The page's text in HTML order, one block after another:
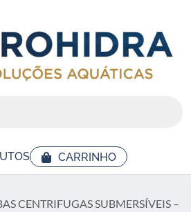
CARRINHO
CENTRIFUGAS SUBMERSÍVEIS –